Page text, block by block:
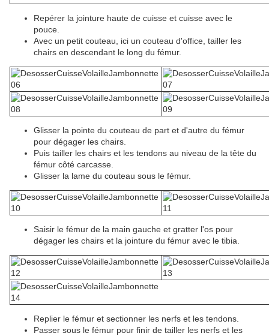
Repérer la jointure haute de cuisse et cuisse avec le
pouce.
Avec un petit couteau, ici un couteau d'office, tailler les
chairs en descendant le long du fémur.
Glisser la pointe du couteau de part et d'autre du fémur
pour dégager les chairs.
Puis tailler les chairs et les tendons au niveau de la tête du
fémur côté carcasse.
Glisser la lame du couteau sous le fémur.
Saisir le fémur de la main gauche et gratter l'os pour
dégager les chairs et la jointure du fémur avec le tibia.
Replier le fémur et sectionner les nerfs et les tendons.
Passer sous le fémur pour finir de tailler les nerfs et les